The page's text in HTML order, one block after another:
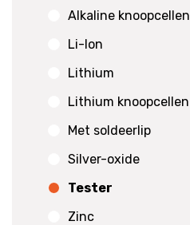
Alkaline knoopcellen
Li-Ion
Lithium
Lithium knoopcellen
Met soldeerlip
Silver-oxide
Tester
Zinc